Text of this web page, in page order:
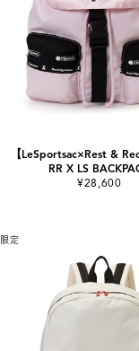
【LeSportsac×Rest &
RR X LS
¥28,600
限定